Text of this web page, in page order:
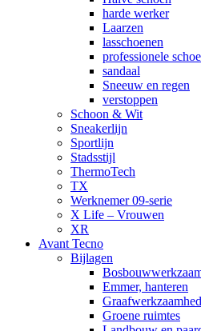
harde werker
Laarzen
lasschoenen
professionele
sandaal
Sneeuw en regen
verstoppen
Schoon & Wit
Sneakerlijn
Sportlijn
Stadsstijl
ThermoTech
TX
Werknemer 09-serie
X Life – Vrouwen
XR
Avant Tecno
Bijlagen
Emmer, hanteren
Groene ruimtes